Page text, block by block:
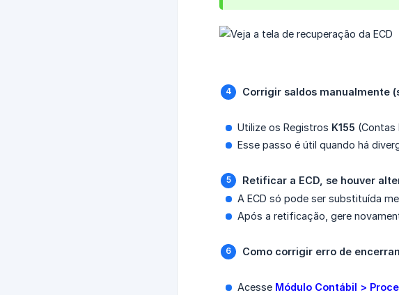
Corrigir saldos manualmente
Utilize os Registros K155 (Contas
Esse passo é útil quando há
Retificar a ECD, se houver
A ECD só pode ser substituída
Após a retificação, gere
Como corrigir erro de
Acesse Módulo Contábil >